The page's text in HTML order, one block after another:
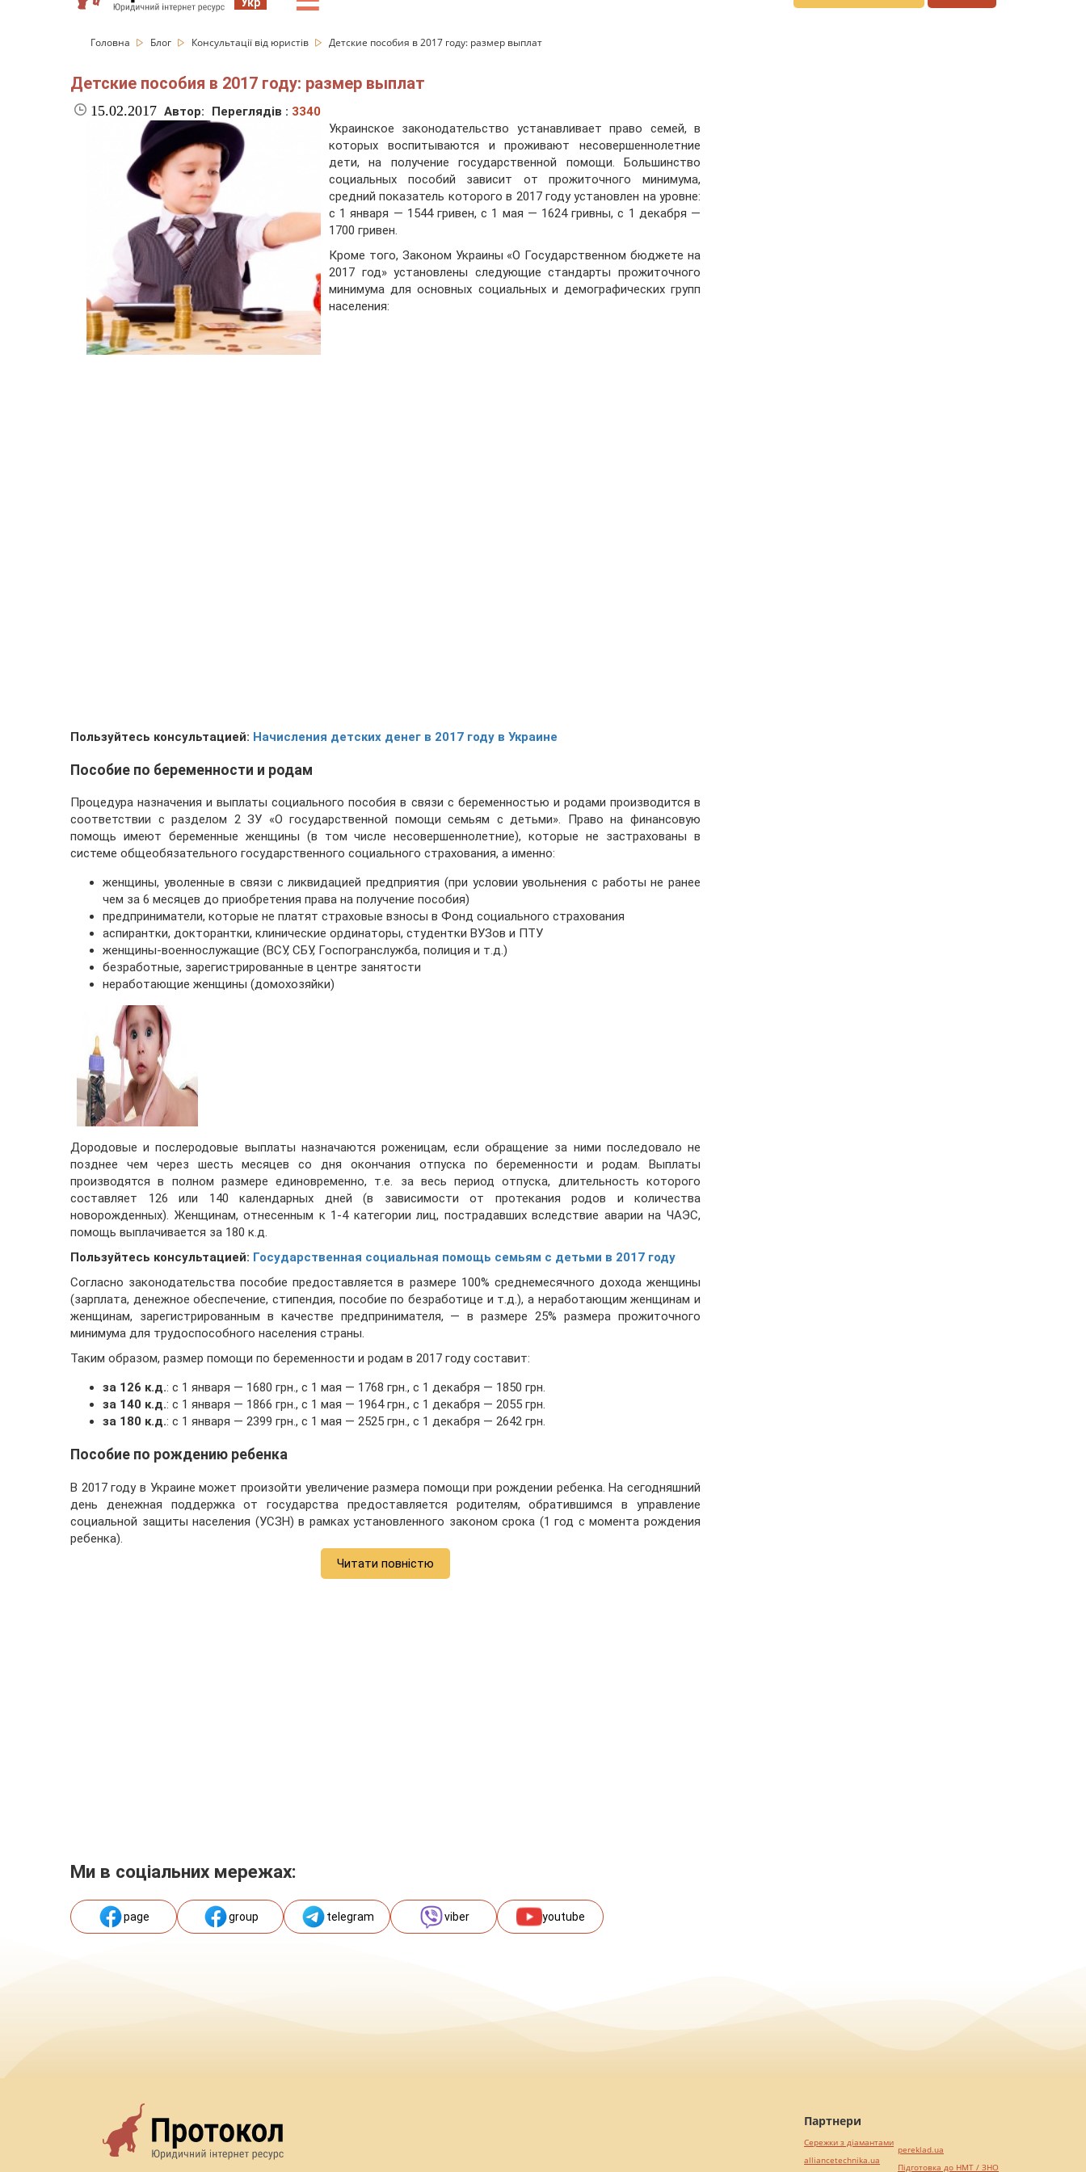
Головна Блог Консультації від юристів Детские пособия в 2017 году: размер выплат
Детские пособия в 2017 году: размер выплат
15.02.2017 Автор: Переглядів : 3340
Украинское законодательство устанавливает право семей, в
которых воспитываются и проживают несовершеннолетние
дети, на получение государственной помощи. Большинство
социальных пособий зависит от прожиточного минимума,
средний показатель которого в 2017 году установлен на уровне:
с 1 января — 1544 гривен, с 1 мая — 1624 гривны, с 1 декабря —
1700 гривен.
Кроме того, Законом Украины «О Государственном бюджете на
2017 год» установлены следующие стандарты прожиточного
минимума для основных социальных и демографических групп
населения:
Пользуйтесь консультацией: Начисления детских денег в 2017 году в Украине
Пособие по беременности и родам
Процедура назначения и выплаты социального пособия в связи с беременностью и родами производится в
соответствии с разделом 2 ЗУ «О государственной помощи семьям с детьми». Право на финансовую
помощь имеют беременные женщины (в том числе несовершеннолетние), которые не застрахованы в
системе общеобязательного государственного социального страхования, а именно:
женщины, уволенные в связи с ликвидацией предприятия (при условии увольнения с работы не ранее
чем за 6 месяцев до приобретения права на получение пособия)
предприниматели, которые не платят страховые взносы в Фонд социального страхования
аспирантки, докторантки, клинические ординаторы, студентки ВУЗов и ПТУ
женщины-военнослужащие (ВСУ, СБУ, Госпогранслужба, полиция и т.д.)
безработные, зарегистрированные в центре занятости
неработающие женщины (домохозяйки)
Дородовые и послеродовые выплаты назначаются роженицам, если обращение за ними последовало не
позднее чем через шесть месяцев со дня окончания отпуска по беременности и родам. Выплаты
производятся в полном размере единовременно, т.е. за весь период отпуска, длительность которого
составляет 126 или 140 календарных дней (в зависимости от протекания родов и количества
новорожденных). Женщинам, отнесенным к 1-4 категории лиц, пострадавших вследствие аварии на ЧАЭС,
помощь выплачивается за 180 к.д.
Пользуйтесь консультацией: Государственная социальная помощь семьям с детьми в 2017 году
Согласно законодательства пособие предоставляется в размере 100% среднемесячного дохода женщины
(зарплата, денежное обеспечение, стипендия, пособие по безработице и т.д.), а неработающим женщинам и
женщинам, зарегистрированным в качестве предпринимателя, — в размере 25% размера прожиточного
минимума для трудоспособного населения страны.
Таким образом, размер помощи по беременности и родам в 2017 году составит:
за 126 к.д.: с 1 января — 1680 грн., с 1 мая — 1768 грн., с 1 декабря — 1850 грн.
за 140 к.д.: с 1 января — 1866 грн., с 1 мая — 1964 грн., с 1 декабря — 2055 грн.
за 180 к.д.: с 1 января — 2399 грн., с 1 мая — 2525 грн., с 1 декабря — 2642 грн.
Пособие по рождению ребенка
В 2017 году в Украине может произойти увеличение размера помощи при рождении ребенка. На сегодняшний
день денежная поддержка от государства предоставляется родителям, обратившимся в управление
социальной защиты населения (УСЗН) в рамках установленного законом срока (1 год с момента рождения
ребенка).
Читати повністю
Ми в соціальних мережах:
page group telegram viber youtube
Партнери
Сережки з діамантами
alliancetechnika.ua
pereklad.ua
Підготовка до НМТ / ЗНО